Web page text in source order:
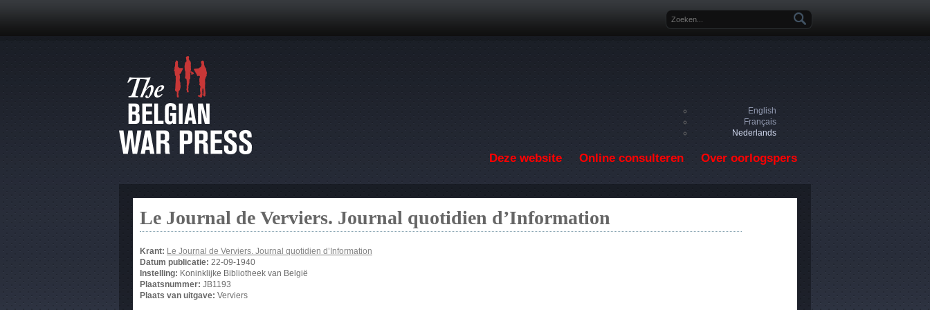
Zoekveld
English
Français
Nederlands
Deze website Online consulteren Over oorlogspers
Le Journal de Verviers. Journal quotidien d’Information
Krant: Le Journal de Verviers. Journal quotidien d’Information
Datum publicatie: 22-09-1940
Instelling: Koninklijke Bibliotheek van België
Plaatsnummer: JB1193
Plaats van uitgave: Verviers